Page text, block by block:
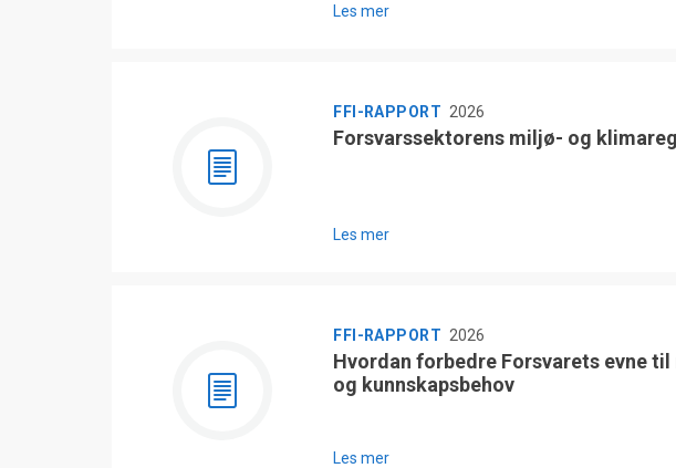
Les mer
FFI-RAPPORT 2026
Forsvarssektorens miljø- og
Les mer
FFI-RAPPORT 2026
Hvordan forbedre Forsvarets evne
og kunnskapsbehov
Les mer